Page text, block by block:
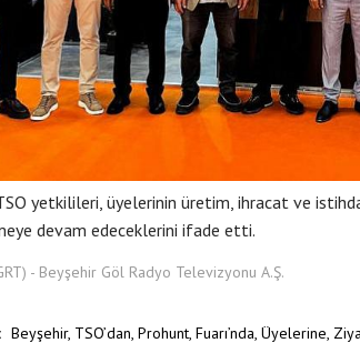
yetkilileri, üyelerinin üretim, ihracat ve
devam edeceklerini ifade etti.
- Beyşehir Göl Radyo Televizyonu A.Ş.
Beyşehir, TSO’dan, Prohunt, Fuarı’nda, Üyelerine,